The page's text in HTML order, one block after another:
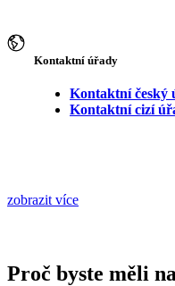
Kontaktní úřady
Kontaktní český
Kontaktní cizí
zobrazit více
Proč byste měli